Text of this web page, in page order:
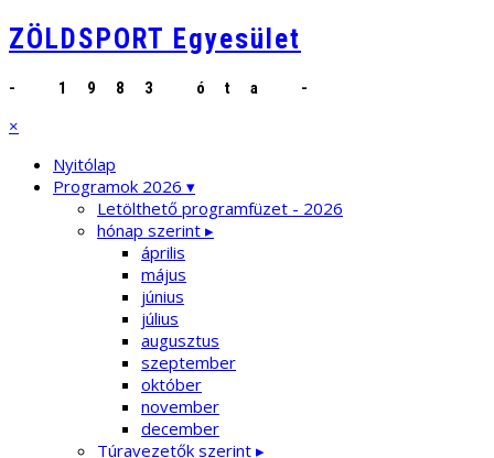
ZÖLDSPORT Egyesület
- 1983 óta -
×
Nyitólap
Programok 2026 ▾
Letölthető programfüzet - 2026
hónap szerint ▸
április
május
június
július
augusztus
szeptember
október
november
december
Túravezetők szerint ▸